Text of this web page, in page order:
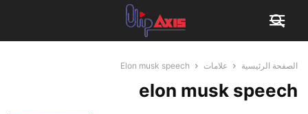
الصفحة الرئيسية علامات Elon musk speech
elon musk speech